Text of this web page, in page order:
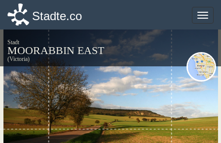
Toggle
Stadte.co
Stadt
MOORABBIN EAST
(Victoria)
Toggle
Stadte.co